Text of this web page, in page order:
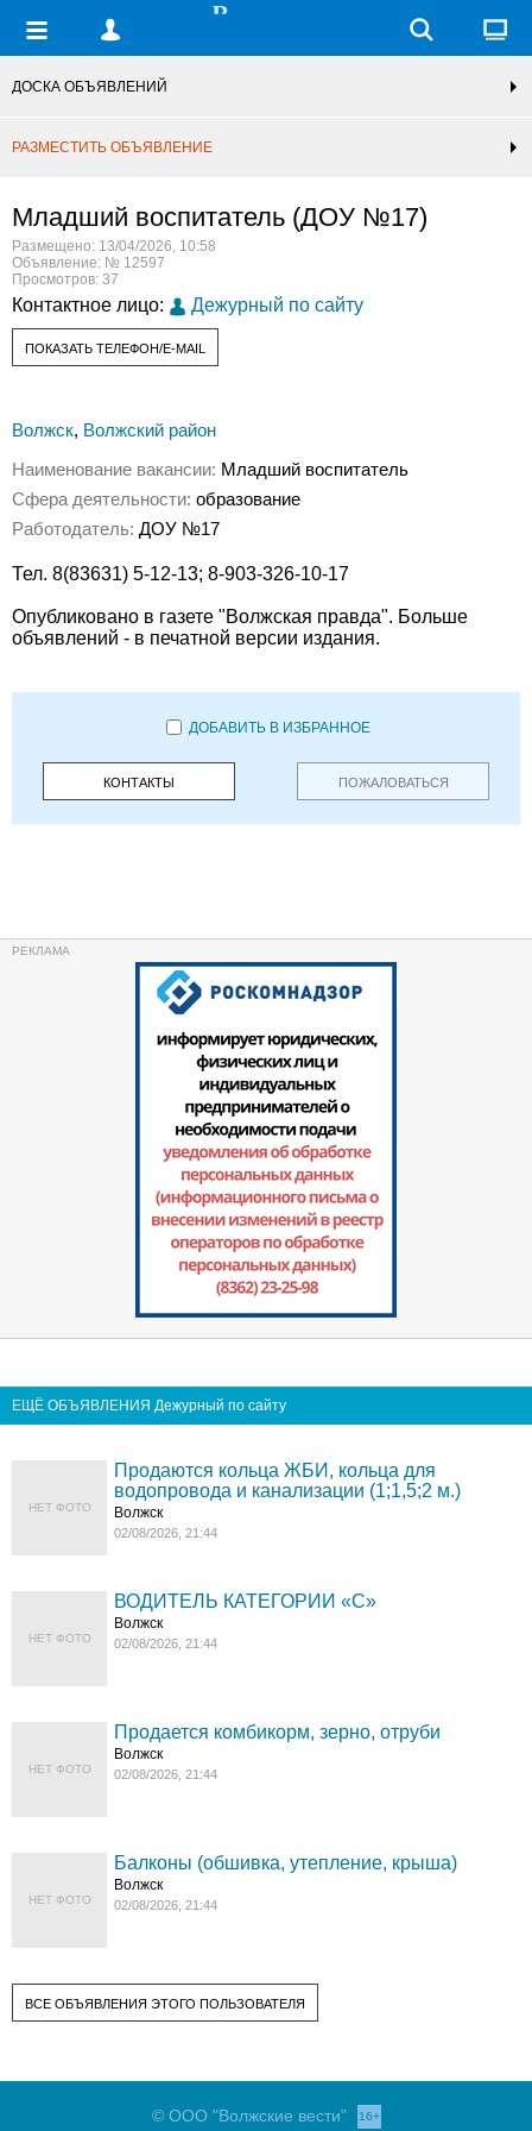
ДОСКА ОБЪЯВЛЕНИЙ
РАЗМЕСТИТЬ ОБЪЯВЛЕНИЕ
Младший воспитатель (ДОУ №17)
Размещено: 13/04/2026, 10:58
Объявление: № 12597
Просмотров: 37
Контактное лицо: Дежурный по сайту
ПОКАЗАТЬ ТЕЛЕФОН/E-MAIL
Волжск, Волжский район
Наименование вакансии: Младший воспитатель
Сфера деятельности: образование
Работодатель: ДОУ №17
Тел. 8(83631) 5-12-13; 8-903-326-10-17
Опубликовано в газете "Волжская правда". Больше
объявлений - в печатной версии издания.
ДОБАВИТЬ В ИЗБРАННОЕ
КОНТАКТЫ ПОЖАЛОВАТЬСЯ
ЕЩЁ ОБЪЯВЛЕНИЯ Дежурный по сайту
НЕТ ФОТО
Продаются кольца ЖБИ, кольца для
водопровода и канализации (1;1,5;2 м.)
Волжск
02/08/2026, 21:44
НЕТ ФОТО
ВОДИТЕЛЬ КАТЕГОРИИ «C»
Волжск
02/08/2026, 21:44
НЕТ ФОТО
Продается комбикорм, зерно, отруби
Волжск
02/08/2026, 21:44
НЕТ ФОТО
Балконы (обшивка, утепление, крыша)
Волжск
02/08/2026, 21:44
ВСЕ ОБЪЯВЛЕНИЯ ЭТОГО ПОЛЬЗОВАТЕЛЯ
© ООО "Волжские вести" 16+